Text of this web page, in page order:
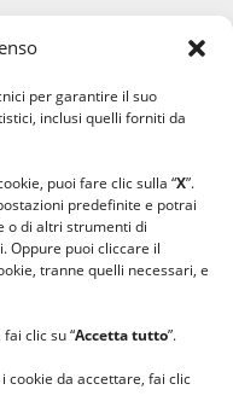
per garantire il suo
inclusi quelli forniti da
puoi fare clic sulla “X”.
predefinite e potrai
o di altri strumenti di
Oppure puoi cliccare il
tranne quelli necessari, e
clic su “Accetta tutto”.
cookie da accettare, fai clic